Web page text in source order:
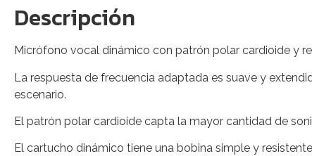
Descripción
Micrófono vocal dinámico con patrón polar cardioide y
La respuesta de frecuencia adaptada es suave y
escenario.
El patrón polar cardioide capta la mayor cantidad de
El cartucho dinámico tiene una bobina simple y